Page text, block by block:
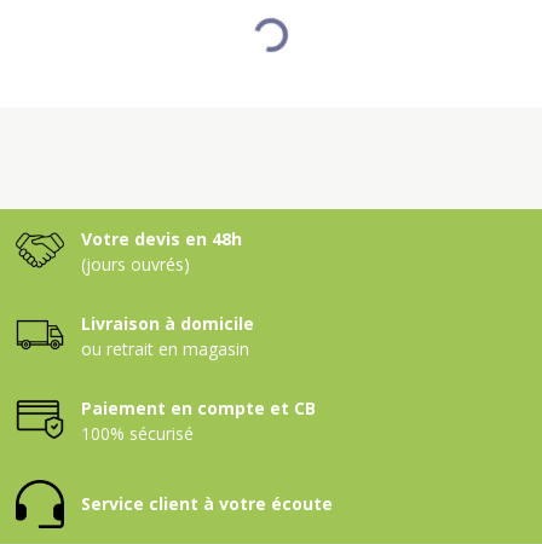
Votre devis en 48h
(jours ouvrés)
Livraison à domicile
ou retrait en magasin
Paiement en compte et CB
100% sécurisé
Service client à votre écoute